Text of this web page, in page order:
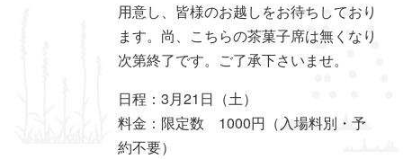
用意し、皆様のお越しをお待ちしており
ます。尚、こちらの茶菓子席は無くなり
次第終了です。ご了承下さいませ。
日程：3月21日（土）
料金：限定数 1000円（入場料別・予
約不要）